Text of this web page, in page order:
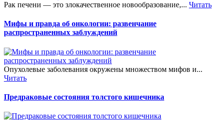
Рак печени — это злокачественное новообразование,... Читать
Мифы и правда об онкологии: развенчание
распространенных заблуждений
Опухолевые заболевания окружены множеством мифов и...
Читать
Предраковые состояния толстого кишечника